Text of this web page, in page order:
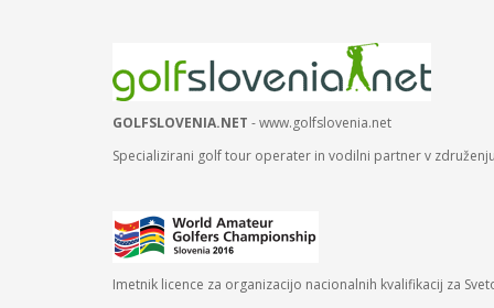
GOLFSLOVENIA.NET - www.golfslovenia.net
Specializirani golf tour operater in vodilni partner v
Imetnik licence za organizacijo nacionalnih kvalifikacij za